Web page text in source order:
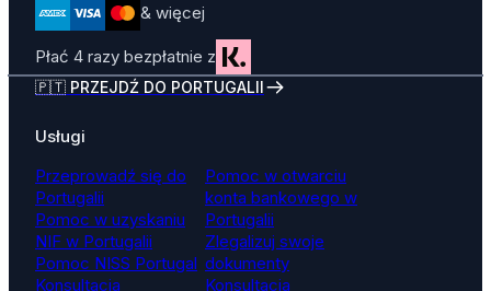
& więcej
Płać 4 razy bezpłatnie z
🇵🇹 PRZEJDŹ DO PORTUGALII
Usługi
Przeprowadź się do
Portugalii
Pomoc w uzyskaniu
NIF w Portugalii
Pomoc NISS Portugal
Konsultacja
Pomoc w otwarciu
konta bankowego w
Portugalii
Zlegalizuj swoje
dokumenty
Konsultacja